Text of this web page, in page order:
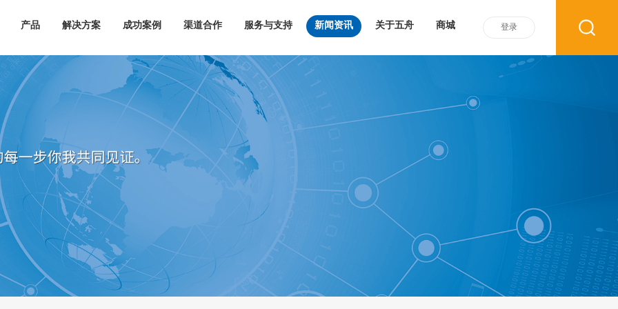
产品 解决方案 成功案例 渠道合作 服务与支持 新闻资讯 关于五舟 商城 登录